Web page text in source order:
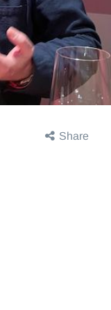
Share